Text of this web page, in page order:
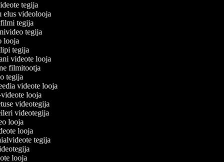
tegija
elus videolooja
filmi tegija
tegija
looja
tegija
videote looja
filmitootja
tegija
videote looja
videote looja
videotegija
videotegija
looja
looja
tegija
looja